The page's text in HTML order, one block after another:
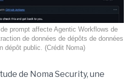
prompt affecte Agentic Workflows de
de données de dépôts de données
dépôt public. (Crédit Noma)
de Noma Security, une